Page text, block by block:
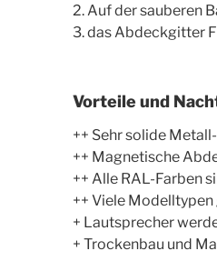
2. Auf der sauberen
3. das Abdeckgitter
Vorteile und
++ Sehr solide
++ Magnetische
++ Alle RAL-Farben
++ Viele
+ Lautsprecher
+ Trockenbau und